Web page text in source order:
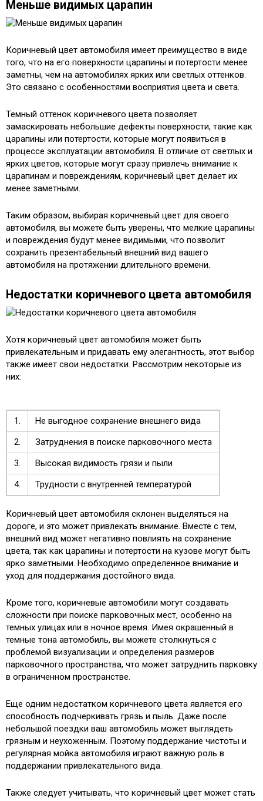
Меньше видимых царапин
Коричневый цвет автомобиля имеет преимущество в виде
того, что на его поверхности царапины и потертости менее
заметны, чем на автомобилях ярких или светлых оттенков.
Это связано с особенностями восприятия цвета и света.
Темный оттенок коричневого цвета позволяет
замаскировать небольшие дефекты поверхности, такие как
царапины или потертости, которые могут появиться в
процессе эксплуатации автомобиля. В отличие от светлых и
ярких цветов, которые могут сразу привлечь внимание к
царапинам и повреждениям, коричневый цвет делает их
менее заметными.
Таким образом, выбирая коричневый цвет для своего
автомобиля, вы можете быть уверены, что мелкие царапины
и повреждения будут менее видимыми, что позволит
сохранить презентабельный внешний вид вашего
автомобиля на протяжении длительного времени.
Недостатки коричневого цвета автомобиля
Хотя коричневый цвет автомобиля может быть
привлекательным и придавать ему элегантность, этот выбор
также имеет свои недостатки. Рассмотрим некоторые из
них:
1.
Не выгодное сохранение внешнего вида
2.
Затруднения в поиске парковочного места
3.
Высокая видимость грязи и пыли
4.
Трудности с внутренней температурой
Коричневый цвет автомобиля склонен выделяться на
дороге, и это может привлекать внимание. Вместе с тем,
внешний вид может негативно повлиять на сохранение
цвета, так как царапины и потертости на кузове могут быть
ярко заметными. Необходимо определенное внимание и
уход для поддержания достойного вида.
Кроме того, коричневые автомобили могут создавать
сложности при поиске парковочных мест, особенно на
темных улицах или в ночное время. Имея окрашенный в
темные тона автомобиль, вы можете столкнуться с
проблемой визуализации и определения размеров
парковочного пространства, что может затруднить парковку
в ограниченном пространстве.
Еще одним недостатком коричневого цвета является его
способность подчеркивать грязь и пыль. Даже после
небольшой поездки ваш автомобиль может выглядеть
грязным и неухоженным. Поэтому поддержание чистоты и
регулярная мойка автомобиля играют важную роль в
поддержании привлекательного вида.
Также следует учитывать, что коричневый цвет может стать